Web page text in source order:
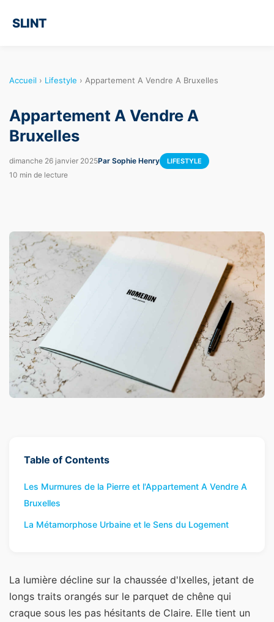
SLINT
Accueil › Lifestyle › Appartement A Vendre A Bruxelles
Appartement A Vendre A
Bruxelles
dimanche 26 janvier 2025Par Sophie Henry LIFESTYLE
10 min de lecture
Table of Contents
Les Murmures de la Pierre et l'Appartement A Vendre A
Bruxelles
La Métamorphose Urbaine et le Sens du Logement
La lumière décline sur la chaussée d'Ixelles, jetant de
longs traits orangés sur le parquet de chêne qui
craque sous les pas hésitants de Claire. Elle tient un